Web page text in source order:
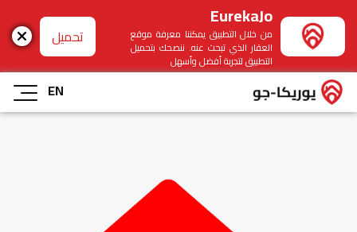
EurekaJo
من خلال التطبيق يمكننا معرفة موقع
العقار الذي تبحث عنه. ننصحك بتحميل
التطبيق لتجربة أفضل وأسهل
تحميل
EN